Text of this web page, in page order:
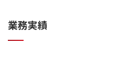
業務実績